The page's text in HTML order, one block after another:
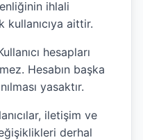
ihlali
kullanıcıya aittir.
hesapları
Hesabın başka
yasaktır.
iletişim ve
derhal